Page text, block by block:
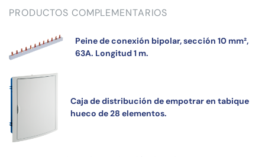
PRODUCTOS COMPLEMENTARIOS
Peine de conexión bipolar, sección 10 mm²,
63A. Longitud 1 m.
Caja de distribución de empotrar en tabique
hueco de 28 elementos.